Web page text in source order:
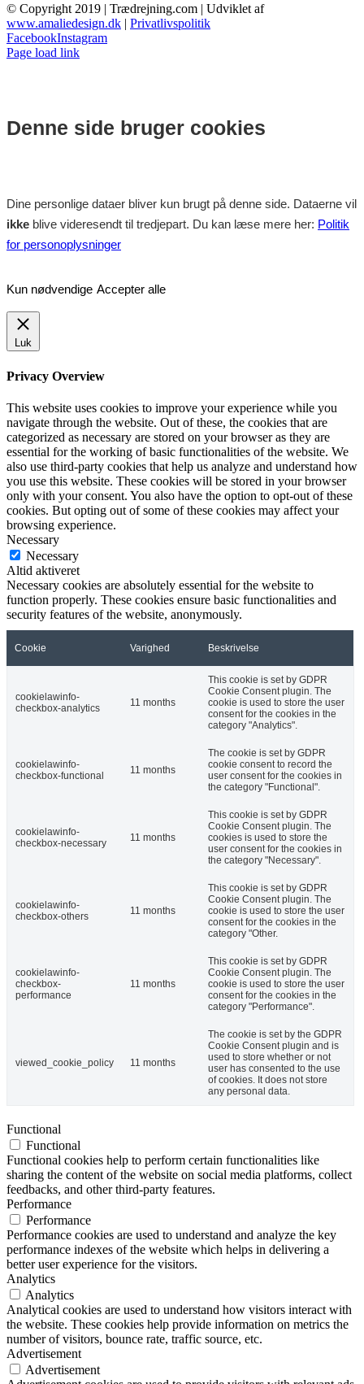
© Copyright 2019 | Trædrejning.com | Udviklet af
www.amaliedesign.dk | Privatlivspolitik
FacebookInstagram
Page load link
Denne side bruger cookies
Dine personlige dataer bliver kun brugt på denne side. Dataerne vil
ikke blive videresendt til tredjepart. Du kan læse mere her: Politik
for personoplysninger
Kun nødvendige Accepter alle
Luk
Privacy Overview
This website uses cookies to improve your experience while you
navigate through the website. Out of these, the cookies that are
categorized as necessary are stored on your browser as they are
essential for the working of basic functionalities of the website. We
also use third-party cookies that help us analyze and understand how
you use this website. These cookies will be stored in your browser
only with your consent. You also have the option to opt-out of these
cookies. But opting out of some of these cookies may affect your
browsing experience.
Necessary
Necessary
Altid aktiveret
Necessary cookies are absolutely essential for the website to
function properly. These cookies ensure basic functionalities and
security features of the website, anonymously.
Cookie Varighed Beskrivelse
cookielawinfo-
checkbox-analytics
11 months
This cookie is set by GDPR
Cookie Consent plugin. The
cookie is used to store the user
consent for the cookies in the
category "Analytics".
cookielawinfo-
checkbox-functional
11 months
The cookie is set by GDPR
cookie consent to record the
user consent for the cookies in
the category "Functional".
cookielawinfo-
checkbox-necessary
11 months
This cookie is set by GDPR
Cookie Consent plugin. The
cookies is used to store the
user consent for the cookies in
the category "Necessary".
cookielawinfo-
checkbox-others
11 months
This cookie is set by GDPR
Cookie Consent plugin. The
cookie is used to store the user
consent for the cookies in the
category "Other.
cookielawinfo-
checkbox-
performance
11 months
This cookie is set by GDPR
Cookie Consent plugin. The
cookie is used to store the user
consent for the cookies in the
category "Performance".
viewed_cookie_policy 11 months
The cookie is set by the GDPR
Cookie Consent plugin and is
used to store whether or not
user has consented to the use
of cookies. It does not store
any personal data.
Functional
Functional
Functional cookies help to perform certain functionalities like
sharing the content of the website on social media platforms, collect
feedbacks, and other third-party features.
Performance
Performance
Performance cookies are used to understand and analyze the key
performance indexes of the website which helps in delivering a
better user experience for the visitors.
Analytics
Analytics
Analytical cookies are used to understand how visitors interact with
the website. These cookies help provide information on metrics the
number of visitors, bounce rate, traffic source, etc.
Advertisement
Advertisement